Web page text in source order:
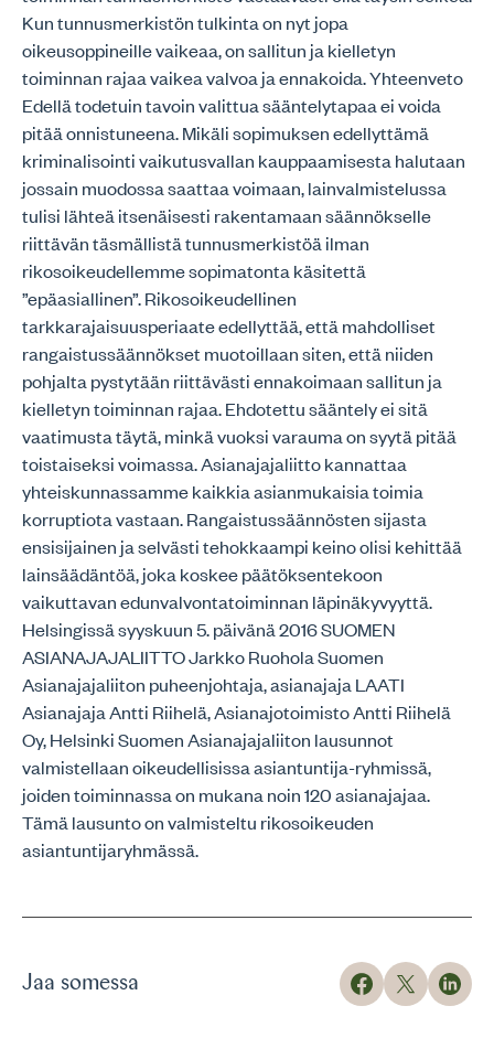
Jaa somessa